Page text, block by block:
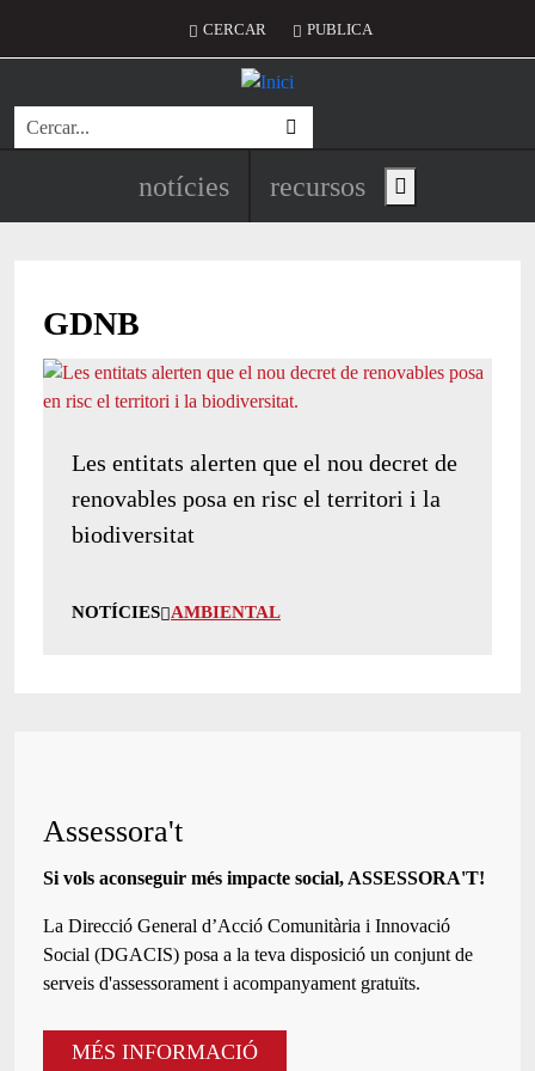
Menú del compte d'usuari
CERCAR PUBLICA
Cerca
Navegació principal de
notícies recursos Show main menu
GDNB
Les entitats alerten que el nou decret de
renovables posa en risc el territori i la
biodiversitat
NOTÍCIES AMBIENTAL
Assessora't
Si vols aconseguir més impacte social, ASSESSORA'T!
La Direcció General d’Acció Comunitària i Innovació
Social (DGACIS) posa a la teva disposició un conjunt de
serveis d'assessorament i acompanyament gratuïts.
MÉS INFORMACIÓ